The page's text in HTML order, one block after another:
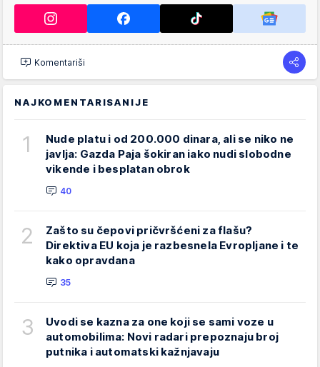
Komentariši
NAJKOMENTARISANIJE
1
Nude platu i od 200.000 dinara, ali se niko ne
javlja: Gazda Paja šokiran iako nudi slobodne
vikende i besplatan obrok
40
2
Zašto su čepovi pričvršćeni za flašu?
Direktiva EU koja je razbesnela Evropljane i te
kako opravdana
35
3
Uvodi se kazna za one koji se sami voze u
automobilima: Novi radari prepoznaju broj
putnika i automatski kažnjavaju